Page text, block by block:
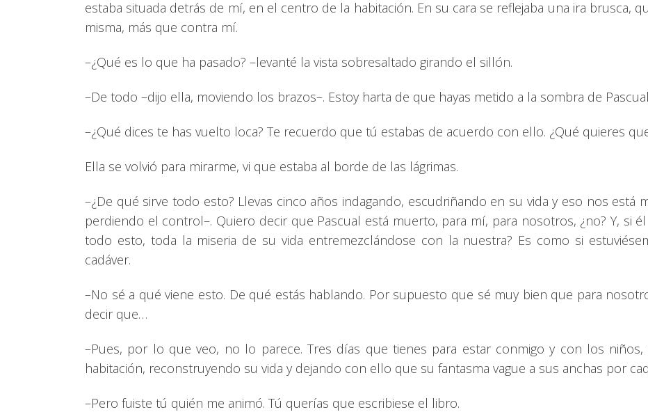
estaba situada detrás de mí, en el centro de la habitación. En su cara se reflejaba una ira brusca,
misma, más que contra mí.
–¿Qué es lo que ha pasado? –levanté la vista sobresaltado girando el sillón.
–De todo –dijo ella, moviendo los brazos–. Estoy harta de que hayas metido a la sombra de
–¿Qué dices te has vuelto loca? Te recuerdo que tú estabas de acuerdo con ello. ¿Qué quieres
Ella se volvió para mirarme, vi que estaba al borde de las lágrimas.
–¿De qué sirve todo esto? Llevas cinco años indagando, escudriñando en su vida y eso nos está
perdiendo el control–. Quiero decir que Pascual está muerto, para mí, para nosotros, ¿no? Y, si
todo esto, toda la miseria de su vida entremezclándose con la nuestra? Es como si
cadáver.
–No sé a qué viene esto. De qué estás hablando. Por supuesto que sé muy bien que para
decir que…
–Pues, por lo que veo, no lo parece. Tres días que tienes para estar conmigo y con los
habitación, reconstruyendo su vida y dejando con ello que su fantasma vague a sus anchas por
–Pero fuiste tú quién me animó. Tú querías que escribiese el libro.